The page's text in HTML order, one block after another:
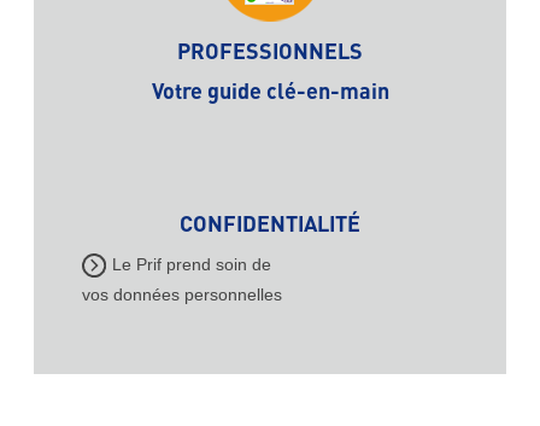
PROFESSIONNELS
Votre guide clé-en-main
CONFIDENTIALITÉ
Le Prif prend soin de
vos données personnelles